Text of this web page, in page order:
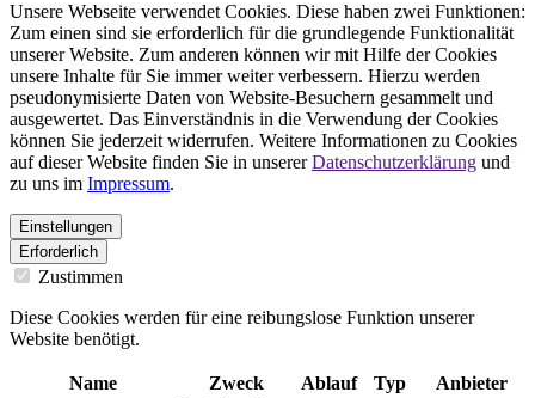
Unsere Webseite verwendet Cookies. Diese haben zwei Funktionen:
Zum einen sind sie erforderlich für die grundlegende Funktionalität
unserer Website. Zum anderen können wir mit Hilfe der Cookies
unsere Inhalte für Sie immer weiter verbessern. Hierzu werden
pseudonymisierte Daten von Website-Besuchern gesammelt und
ausgewertet. Das Einverständnis in die Verwendung der Cookies
können Sie jederzeit widerrufen. Weitere Informationen zu Cookies
auf dieser Website finden Sie in unsererDatenschutzerklärung und
zu uns im Impressum.
Einstellungen
Erforderlich
Zustimmen
Diese Cookies werden für eine reibungslose Funktion unserer
Website benötigt.
Name Zweck Ablauf Typ Anbieter